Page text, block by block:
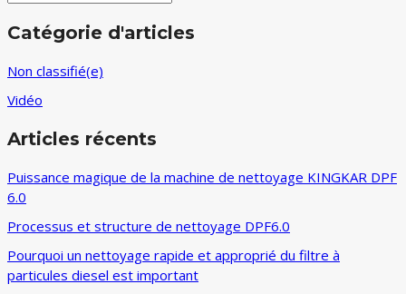
Catégorie d'articles
Non classifié(e)
Vidéo
Articles récents
Puissance magique de la machine de nettoyage KINGKAR DPF
6.0
Processus et structure de nettoyage DPF6.0
Pourquoi un nettoyage rapide et approprié du filtre à
particules diesel est important